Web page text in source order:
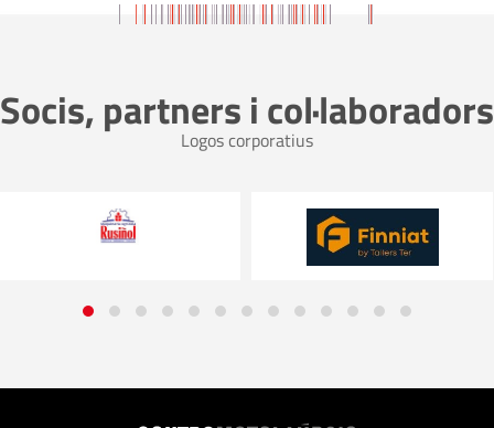
Socis, partners i col·laboradors
Logos corporatius